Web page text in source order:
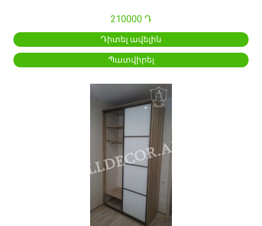
210000 Դ
Դիտել ավելին
Պատվիրել